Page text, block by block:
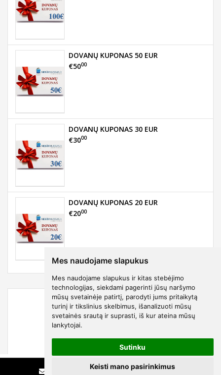
Mes naudojame slapukus
Mes naudojame slapukus ir kitas stebėjimo
technologijas, siekdami pagerinti jūsų naršymo
mūsų svetainėje patirtį, parodyti jums pritaikytą
turinį ir tikslinius skelbimus, išanalizuoti mūsų
svetainės srautą ir suprasti, iš kur ateina mūsų
lankytojai.
Sutinku
Keisti mano pasirinkimus
DOVANŲ KUPONAS 50 EUR
€5000
DOVANŲ KUPONAS 30 EUR
€3000
DOVANŲ KUPONAS 20 EUR
€2000
€15400
Skambinti